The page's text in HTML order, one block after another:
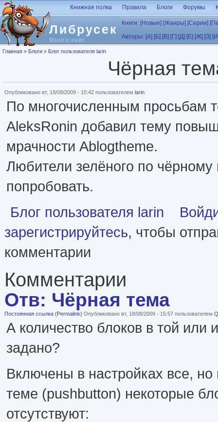
Перейти к основному содержанию
Либрусек
Много книг
Книжная полка Правила Блоги Форумы
Книги: [Новые] [Жанры] [Серии]
Авторы: [А] [Б] [В] [Г] [Д] [Е] [Ж] [З]
Вы здесь
Главная » Блоги » Блог пользователя larin
Чёрная
Опубликовано вт, 18/08/2009 - 15:42 пользователем larin
По многочисленным просьбам
AleksRonin добавил тему
мрачности Ablogtheme.
Любители зелёного по чёрному
попробовать.
Блог пользователя larin
зарегистрируйтесь, чтобы
комментарии
Комментарии
Отв: Чёрная тема
Постоянная ссылка (Permalink) Опубликовано вт, 18/08/2009 - 15:57 пользователем
А количество блоков в той или
задано?
Включены в настройках все,
теме (pushbutton) некоторые
отсутствуют: